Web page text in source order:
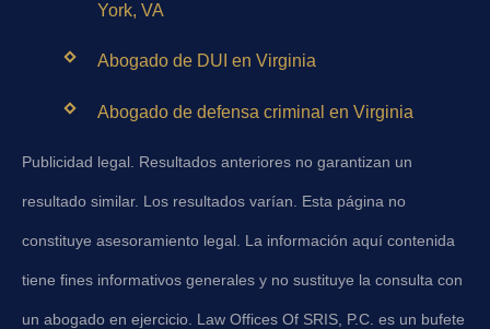
York, VA
Abogado de DUI en Virginia
Abogado de defensa criminal en Virginia
Publicidad legal. Resultados anteriores no garantizan un
resultado similar. Los resultados varían. Esta página no
constituye asesoramiento legal. La información aquí contenida
tiene fines informativos generales y no sustituye la consulta con
un abogado en ejercicio. Law Offices Of SRIS, P.C. es un bufete